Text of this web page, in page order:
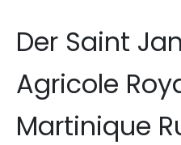
Der Saint
Agricole
Martinique